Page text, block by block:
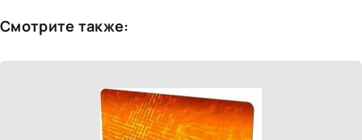
Смотрите также: